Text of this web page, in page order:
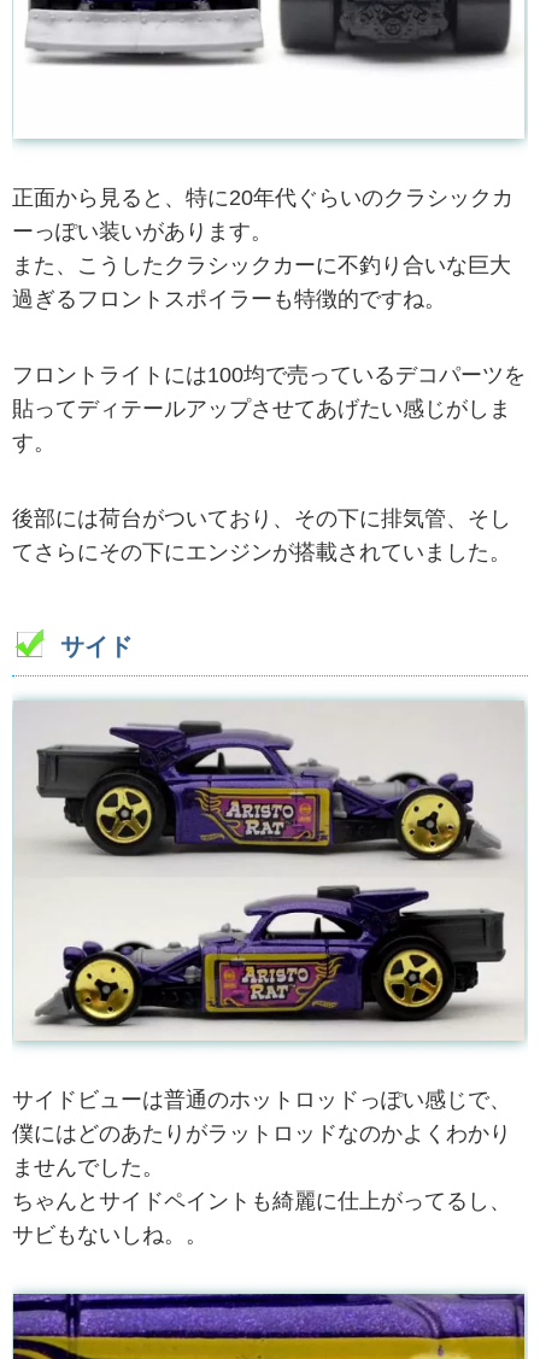
正面から見ると、特に20年代ぐらいのクラシックカ
ーっぽい装いがあります。
また、こうしたクラシックカーに不釣り合いな巨大
過ぎるフロントスポイラーも特徴的ですね。
フロントライトには100均で売っているデコパーツを
貼ってディテールアップさせてあげたい感じがしま
す。
後部には荷台がついており、その下に排気管、そし
てさらにその下にエンジンが搭載されていました。
サイド
サイドビューは普通のホットロッドっぽい感じで、
僕にはどのあたりがラットロッドなのかよくわかり
ませんでした。
ちゃんとサイドペイントも綺麗に仕上がってるし、
サビもないしね。。